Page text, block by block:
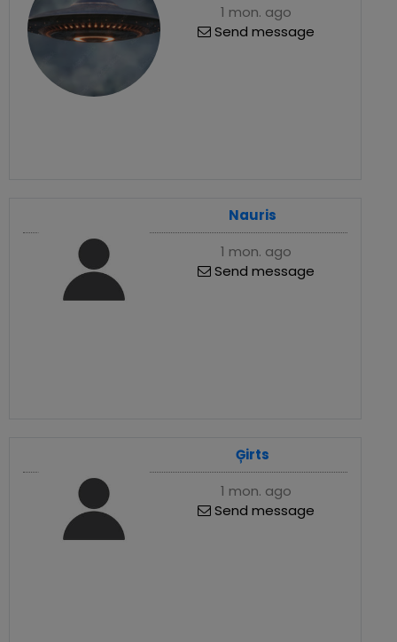
1 mon. ago
Send message
Nauris
1 mon. ago
Send message
Ģirts
1 mon. ago
Send message